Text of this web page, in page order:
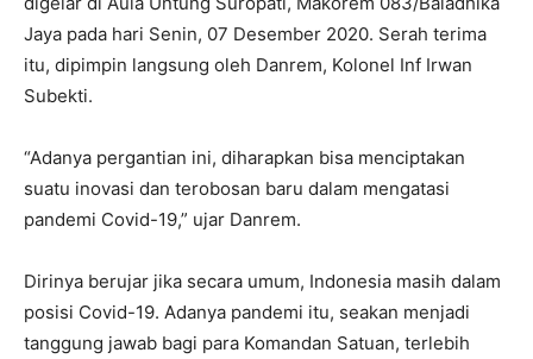
Jaya pada hari Senin, 07 Desember 2020. Serah terima
itu, dipimpin langsung oleh Danrem, Kolonel Inf Irwan
Subekti.
“Adanya pergantian ini, diharapkan bisa menciptakan
suatu inovasi dan terobosan baru dalam mengatasi
pandemi Covid-19,” ujar Danrem.
Dirinya berujar jika secara umum, Indonesia masih dalam
posisi Covid-19. Adanya pandemi itu, seakan menjadi
tanggung jawab bagi para Komandan Satuan, terlebih